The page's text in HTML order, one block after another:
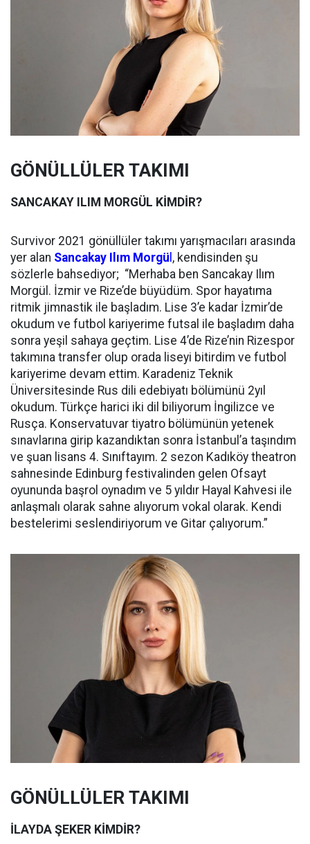
GÖNÜLLÜLER TAKIMI
SANCAKAY ILIM MORGÜL KİMDİR?
Survivor 2021 gönüllüler takımı yarışmacıları arasında
yer alan Sancakay Ilım Morgü , kendisinden şu
sözlerle bahsediyor; “Merhaba ben Sancakay Ilım
Morgül. İzmir ve Rize’de büyüdüm. Spor hayatıma
ritmik jimnastik ile başladım. Lise 3’e kadar İzmir’de
okudum ve futbol kariyerime futsal ile başladım daha
sonra yeşil sahaya geçtim. Lise 4’de Rize’nin Rizespor
takımına transfer olup orada liseyi bitirdim ve futbol
kariyerime devam ettim. Karadeniz Teknik
Üniversitesinde Rus dili edebiyatı bölümünü 2yıl
okudum. Türkçe harici iki dil biliyorum İngilizce ve
Rusça. Konservatuvar tiyatro bölümünün yetenek
sınavlarına girip kazandıktan sonra İstanbul’a taşındım
ve şuan lisans 4. Sınıftayım. 2 sezon Kadıköy theatron
sahnesinde Edinburg festivalinden gelen Ofsayt
oyununda başrol oynadım ve 5 yıldır Hayal Kahvesi ile
anlaşmalı olarak sahne alıyorum vokal olarak. Kendi
bestelerimi seslendiriyorum ve Gitar çalıyorum.”
GÖNÜLLÜLER TAKIMI
İLAYDA ŞEKER KİMDİR?